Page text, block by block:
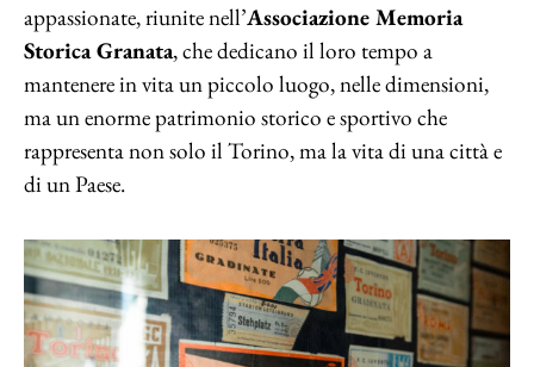
appassionate, riunite nell’Associazione Memoria
Storica Granata, che dedicano il loro tempo a
mantenere in vita un piccolo luogo, nelle dimensioni,
ma un enorme patrimonio storico e sportivo che
rappresenta non solo il Torino, ma la vita di una città e
di un Paese.